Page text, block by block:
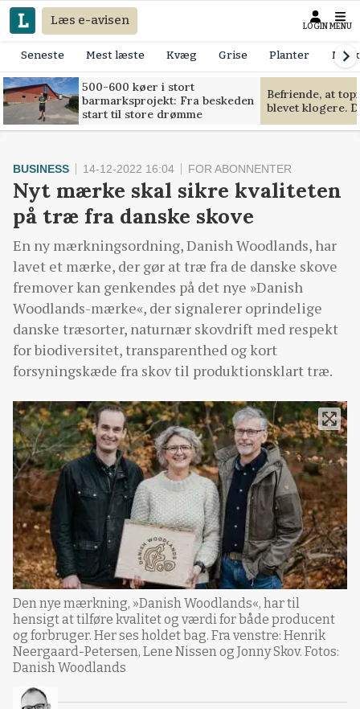
Læs e-avisen LOGIN MENU
Seneste Mest læste Kvæg Grise Planter
500-600 køer i stort
barmarksprojekt: Fra beskeden
start til store drømme
Befriende, at
blevet klogere.
BUSINESS 14-12-2022 16:04 FOR ABONNENTER
Nyt mærke skal sikre kvaliteten
på træ fra danske skove
En ny mærkningsordning, Danish Woodlands, har
lavet et mærke, der gør at træ fra de danske skove
fremover kan genkendes på det nye »Danish
Woodlands-mærke«, der signalerer oprindelige
danske træsorter, naturnær skovdrift med respekt
for biodiversitet, transparenthed og kort
forsyningskæde fra skov til produktionsklart træ.
Den nye mærkning, »Danish Woodlands«, har til
hensigt at tilføre kvalitet og værdi for både producent
og forbruger. Her ses holdet bag. Fra venstre: Henrik
Neergaard-Petersen, Lene Nissen og Jonny Skov. Fotos:
Danish Woodlands